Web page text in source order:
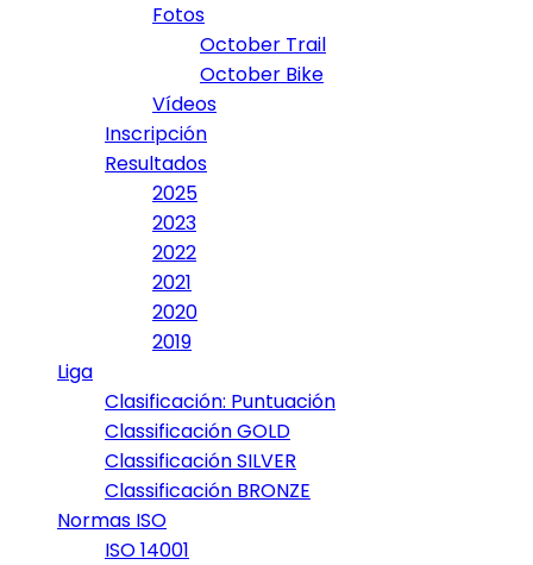
Fotos
October Trail
October Bike
Vídeos
Inscripción
Resultados
2025
2023
2022
2021
2020
2019
Liga
Clasificación: Puntuación
Classificación GOLD
Classificación SILVER
Classificación BRONZE
Normas ISO
ISO 14001